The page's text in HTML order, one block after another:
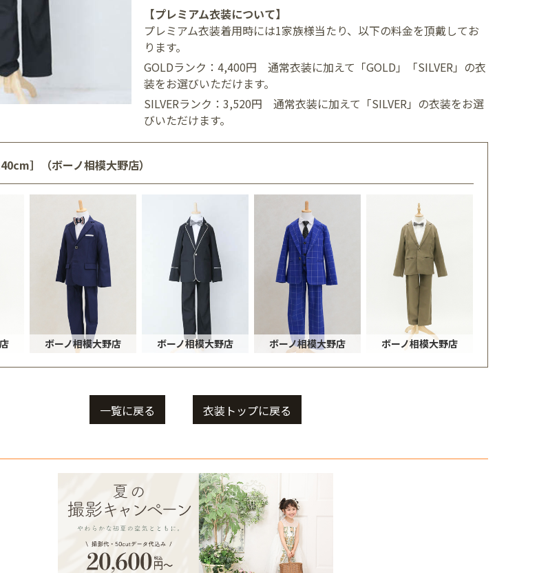
【プレミアム衣装について】
プレミアム衣装着用時には1家族様当たり、以下の料金を頂戴してお
ります。
GOLDランク：4,400円 通常衣装に加えて「GOLD」「SILVER」の衣
装をお選びいただけます。
SILVERランク：3,520円 通常衣装に加えて「SILVER」の衣装をお選
びいただけます。
］（ボーノ相模大野店）
ボーノ相模大野店 ボーノ相模大野店 ボーノ相模大野店 ボーノ相模大野店
一覧に戻る 衣装トップに戻る